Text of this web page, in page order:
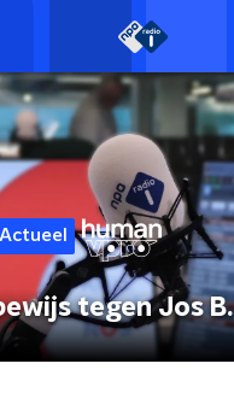
tegen Jos B.